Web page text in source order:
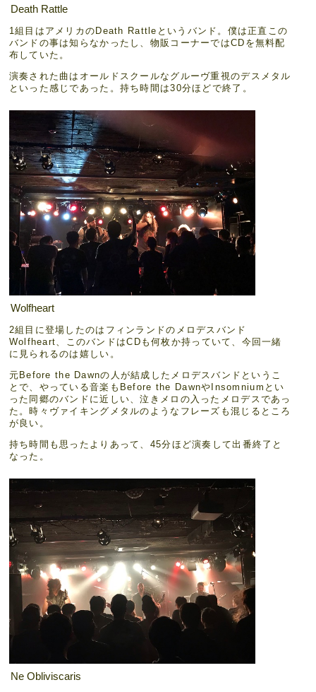
Death Rattle
1組目はアメリカのDeath Rattleというバンド。僕は正直この
バンドの事は知らなかったし、物販コーナーではCDを無料配
布していた。
演奏された曲はオールドスクールなグルーヴ重視のデスメタル
といった感じであった。持ち時間は30分ほどで終了。
Wolfheart
2組目に登場したのはフィンランドのメロデスバンド
Wolfheart、このバンドはCDも何枚か持っていて、今回一緒
に見られるのは嬉しい。
元Before the Dawnの人が結成したメロデスバンドというこ
とで、やっている音楽もBefore the DawnやInsomniumとい
った同郷のバンドに近しい、泣きメロの入ったメロデスであっ
た。時々ヴァイキングメタルのようなフレーズも混じるところ
が良い。
持ち時間も思ったよりあって、45分ほど演奏して出番終了と
なった。
Ne Obliviscaris